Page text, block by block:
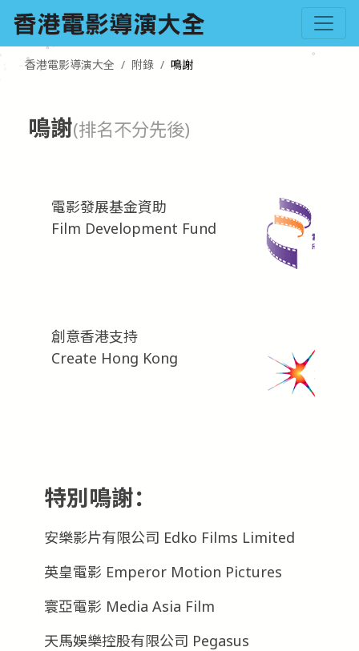
香港電影導演大全 附錄 鳴謝
鳴謝(排名不分先後)
電影發展基金資助
Film Development Fund
創意香港支持
Create Hong Kong
特別鳴謝：
安樂影片有限公司 Edko Films Limited
英皇電影 Emperor Motion Pictures
寰亞電影 Media Asia Film
天馬娛樂控股有限公司 Pegasus